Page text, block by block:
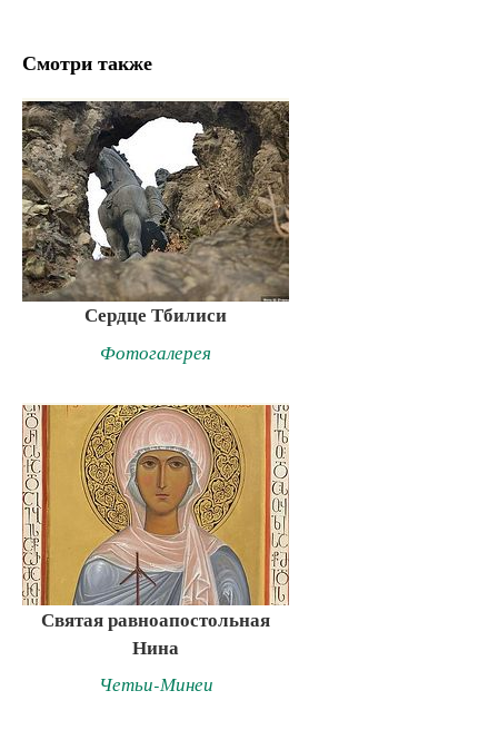
Смотри также
Сердце Тбилиси
Фотогалерея
Святая равноапостольная
Нина
Четьи-Минеи